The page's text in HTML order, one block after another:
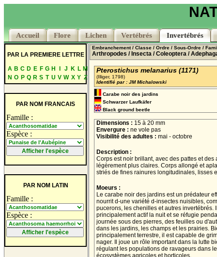
Accueil Flore Lichen Vertébrés Invertébrés
Accueil Flore Lichen Vertébrés Invertébrés
PAR LA PREMIERE LETTRE
A B C D E F G H J K L M
N O P Q R S T U V W X Y Z
PAR NOM FRANCAIS
Famille :
Espèce :
PAR NOM LATIN
Famille :
Espèce :
Embranchement/ Classe / Ordre / Sous-Ordre /
Arthropodes / Insecta / Coleoptera /
Pterostichus melanarius (1171)
(Illiger, 1798)
Identifié par : JM Michalowski
Carabe noir des jardins
Schwarzer Laufkäfer
Black ground beetle
Dimensions : 15 à 20 mm
Envergure : ne vole pas
Visibilité des adultes : mai - octobre
Description :
Corps est noir brillant, avec des pattes et des
légèrement plus claires. Corps allongé et
striés de fines rainures longitudinales, lisses
Moeurs :
Le carabe noir des jardins est un prédateur
nourrit d-une variété d-insectes nuisibles,
pucerons, les chenilles et autres invertébrés.
principalement actif la nuit et se réfugie
journée sous des pierres, des feuilles ou
dans les jardins, les champs et les prairies.
principalement terrestre, il est capable de
nager. Il joue un rôle important dans la lutte
régulant les populations de ravageurs dans
écosystèmes agricoles et horticoles.